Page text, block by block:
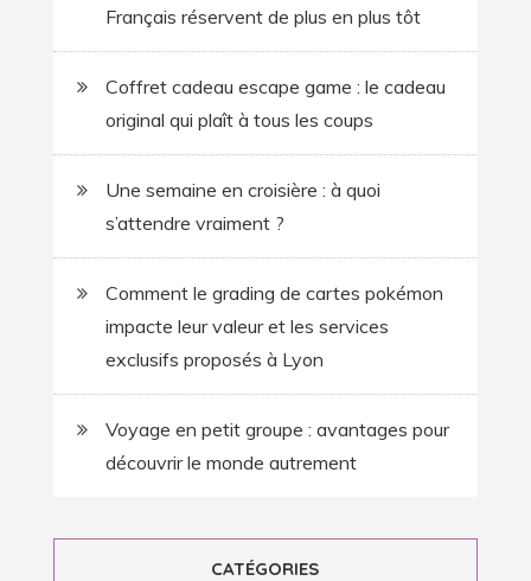
Français réservent de plus en plus tôt
Coffret cadeau escape game : le cadeau
original qui plaît à tous les coups
Une semaine en croisière : à quoi
s’attendre vraiment ?
Comment le grading de cartes pokémon
impacte leur valeur et les services
exclusifs proposés à Lyon
Voyage en petit groupe : avantages pour
découvrir le monde autrement
CATÉGORIES